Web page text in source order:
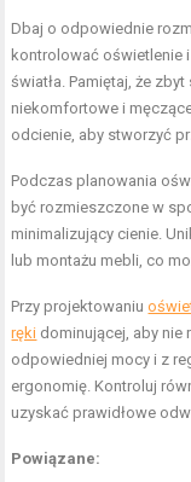
Dbaj o odpowiednie
kontrolować oświetlenie
światła. Pamiętaj, że
niekomfortowe i
odcienie, aby stworzyć
Podczas planowania
być rozmieszczone w
minimalizujący cienie.
lub montażu mebli, co
Przy projektowaniu
ręki dominującej, aby nie
odpowiedniej mocy i z
ergonomię. Kontroluj
uzyskać prawidłowe
Powiązane: